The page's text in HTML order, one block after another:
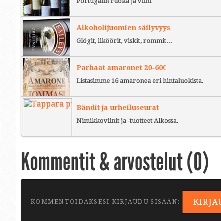
Alkoholijuomien säilyvyys
Glögit, liköörit, viskit, rommit...
Parhaat amaronet 20-60€
Listasimme 16 amaronea eri hintaluokista.
Bändit ja urheiluseurat
Nimikkoviinit ja -tuotteet Alkossa.
Kommentit & arvostelut (0)
KOMMENTOIDAKSESI KIRJAUDU SISÄÄN: